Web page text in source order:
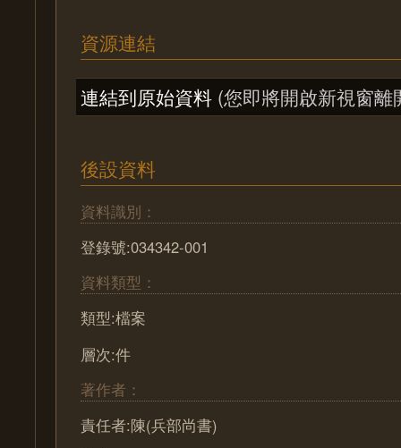
資源連結
連結到原始資料 (您即將開啟新視窗離
後設資料
資料識別：
登錄號:034342-001
資料類型：
類型:檔案
層次:件
著作者：
責任者:陳(兵部尚書)